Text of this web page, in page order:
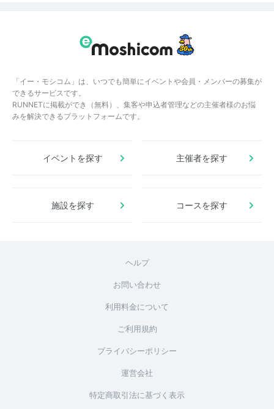
「イー・モシコム」は、いつでも簡単にイベントや会員・メンバーの募集が
できるサービスです。
RUNNETに掲載ができ（無料）、集客や申込者管理などの主催者様のお悩
みを解決できるプラットフォームです。
イベントを探す 主催者を探す
施設を探す コースを探す
ヘルプ
お問い合わせ
利用料金について
ご利用規約
プライバシーポリシー
運営会社
特定商取引法に基づく表示